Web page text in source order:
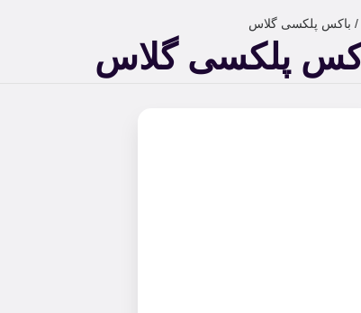
/ باکس پلکسی گلاس
پلکسی گلاس